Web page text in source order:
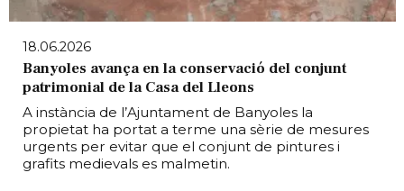
18.06.2026
Banyoles avança en la conservació del conjunt
patrimonial de la Casa del Lleons
A instància de l’Ajuntament de Banyoles la
propietat ha portat a terme una sèrie de mesures
urgents per evitar que el conjunt de pintures i
grafits medievals es malmetin.